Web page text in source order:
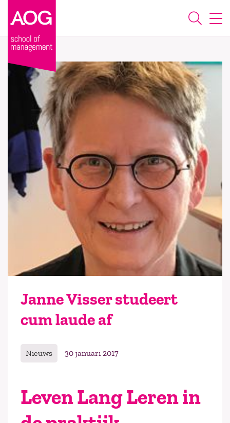
Janne Visser studeert
cum laude af
Nieuws 30 januari 2017
Leven Lang Leren in